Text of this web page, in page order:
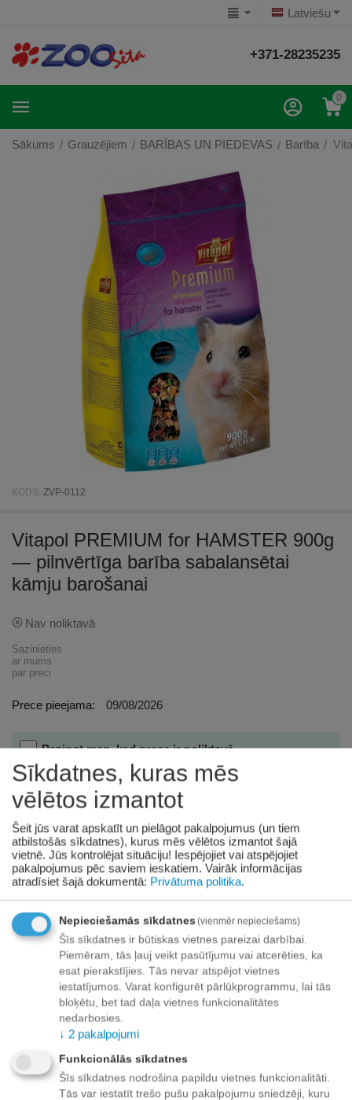
Latviešu
+371-28235235
0
Sākums / Grauzējiem / BARĪBAS UN PIEDEVAS / Barība /
KODS: ZVP-0112
Vitapol PREMIUM for HAMSTER 900g
— pilnvērtīga barība sabalansētai
kāmju barošanai
Nav noliktavā
Sazinieties
ar mums
par preci
Prece pieejama: 09/08/2026
Paziņot man, kad prece ir noliktavā
Pievienot vēlmju sarakstam
Piegāde
Preču izsniegšanas punktos -bezmaksas!
Līdz dzīvokļa durvīm no 35.00 eur bezmaksas!
Līdz 34.99 EUR piegādes maksa:
Venipak kurjers - 3.90 EUR
Omniva pakomāts - 3.20 EUR
Apmaksa
Apraksts
Sīkdatnes, kuras mēs
vēlētos izmantot
Šeit jūs varat apskatīt un pielāgot pakalpojumus (un tiem
atbilstošās sīkdatnes), kurus mēs vēlētos izmantot šajā
vietnē. Jūs kontrolējat situāciju! Iespējojiet vai atspējojiet
pakalpojumus pēc saviem ieskatiem. Vairāk informācijas
atradīsiet šajā dokumentā: Privātuma politika.
Nepieciešamās sīkdatnes (vienmēr nepieciešams)
Šīs sīkdatnes ir būtiskas vietnes pareizai darbībai.
Piemēram, tās ļauj veikt pasūtījumu vai atcerēties, ka
esat pierakstījies. Tās nevar atspējot vietnes
iestatījumos. Varat konfigurēt pārlūkprogrammu, lai tās
bloķētu, bet tad daļa vietnes funkcionalitātes
nedarbosies.
↓ 2 pakalpojumi
Funkcionālās sīkdatnes
Šīs sīkdatnes nodrošina papildu vietnes funkcionalitāti.
Tās var iestatīt trešo pušu pakalpojumu sniedzēji, kuru